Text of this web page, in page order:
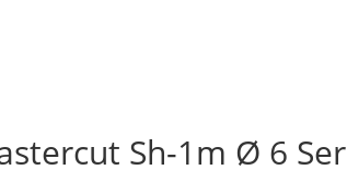
Sh-1m Ø 6